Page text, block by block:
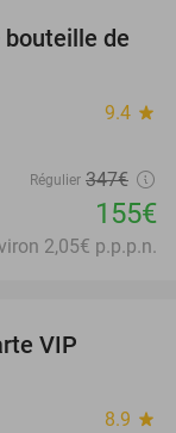
55%
de
9.4 star
Régulier 347€
155€
2,05€ p.p.p.n.
VIP
8.9 star